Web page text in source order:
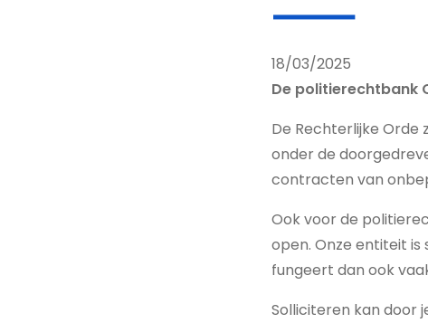
18/03/2025
De politierechtbank
De Rechterlijke
onder de
contracten van
Ook voor de
open. Onze entiteit
fungeert dan ook
Solliciteren kan door